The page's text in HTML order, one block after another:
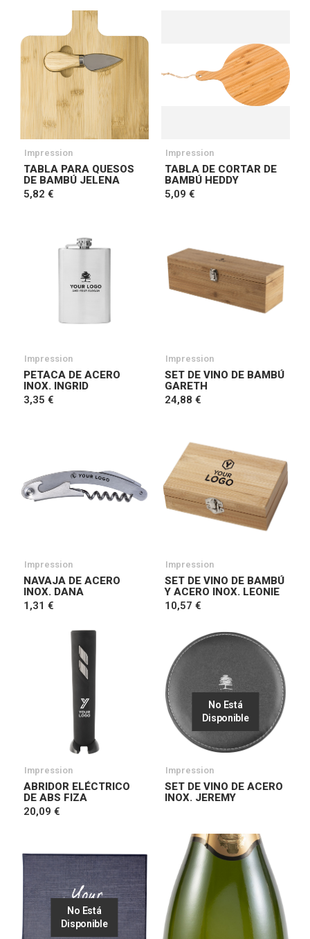
Impression
TABLA PARA QUESOS
DE BAMBÚ JELENA
5,82 €
Impression
TABLA DE CORTAR DE
BAMBÚ HEDDY
5,09 €
Impression
PETACA DE ACERO
INOX. INGRID
3,35 €
Impression
SET DE VINO DE BAMBÚ
GARETH
24,88 €
Impression
NAVAJA DE ACERO
INOX. DANA
1,31 €
Impression
SET DE VINO DE BAMBÚ
Y ACERO INOX. LEONIE
10,57 €
Impression
ABRIDOR ELÉCTRICO
DE ABS FIZA
20,09 €
No Está
Disponible
Impression
SET DE VINO DE ACERO
INOX. JEREMY
No Está
Disponible